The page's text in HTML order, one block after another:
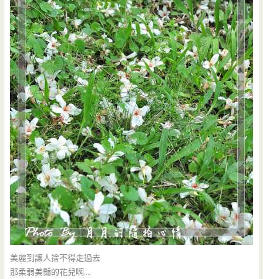
美麗到讓人捨不得走過去
那柔弱美豔的花兒啊….